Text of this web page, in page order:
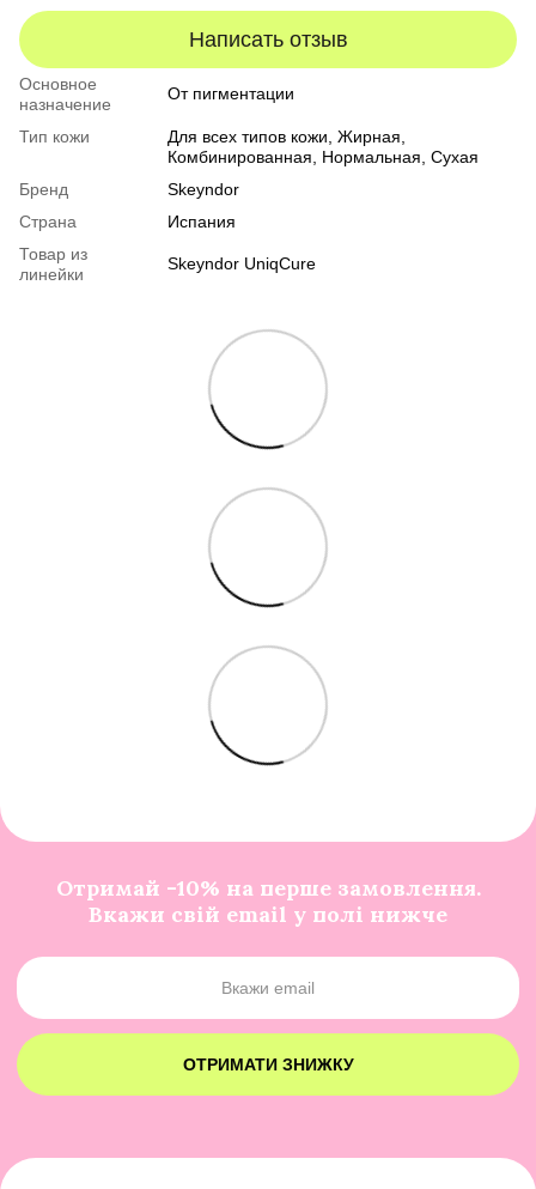
Написать отзыв
Основное
назначение
От пигментации
Тип кожи Для всех типов кожи, Жирная,
Комбинированная, Нормальная, Сухая
Бренд
Skeyndor
Страна
Испания
Товар из
линейки
Skeyndor UniqCure
Отримай -10% на перше замовлення.
Вкажи свій email у полі нижче
ОТРИМАТИ ЗНИЖКУ